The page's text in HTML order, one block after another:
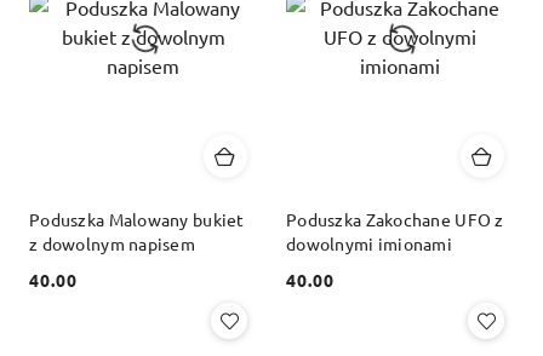
Poduszka Malowany bukiet
z dowolnym napisem
Cena:
40.00
Poduszka Zakochane UFO z
dowolnymi imionami
Cena:
40.00